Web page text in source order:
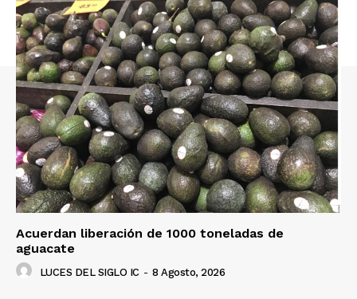
Acuerdan liberación de 1000 toneladas de
aguacate
LUCES DEL SIGLO IC - 8 Agosto, 2026